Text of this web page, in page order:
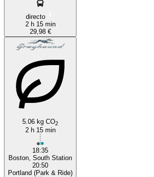
directo
2 h 15 min
29,98 €
5.06 kg CO2
2 h 15 min
18:35
Boston, South Station
20:50
Portland (Park & Ride)